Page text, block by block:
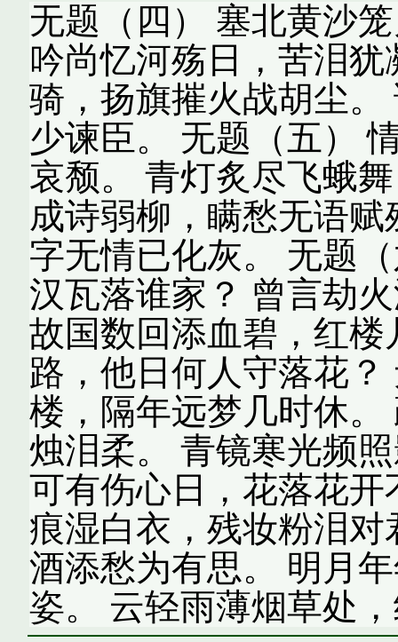
无题（四） 塞北黄沙
吟尚忆河殇日，苦泪
骑，扬旗摧火战胡尘
少谏臣。 无题（五）
哀颓。 青灯炙尽飞蛾
成诗弱柳，瞒愁无语
字无情已化灰。 无题
汉瓦落谁家？ 曾言劫
故国数回添血碧，红
路，他日何人守落花
楼，隔年远梦几时休
烛泪柔。 青镜寒光频
可有伤心日，花落花
痕湿白衣，残妆粉泪
酒添愁为有思。 明月
姿。 云轻雨薄烟草处